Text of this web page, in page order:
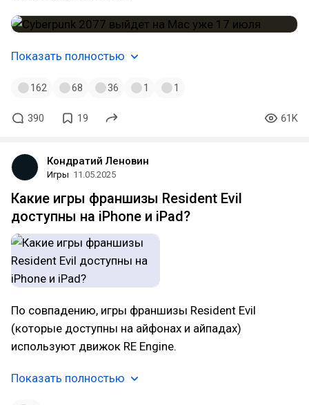
Показать полностью
162 68 36 1 1
390 19 61K
Кондратий Леновин
Игры 11.05.2025
Какие игры франшизы Resident Evil
доступны на iPhone и iPad?
По совпадению, игры франшизы Resident Evil
(которые доступны на айфонах и айпадах)
используют движок RE Engine.
Показать полностью